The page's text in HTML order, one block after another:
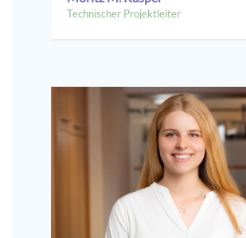
Technischer Projektleiter